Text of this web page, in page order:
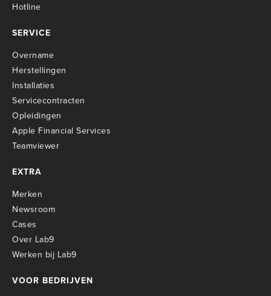
Hotline
SERVICE
Overname
Herstellingen
Installaties
Servicecontracten
Opleidingen
Apple Financial Services
Teamviewer
EXTRA
Merken
Newsroom
Cases
Over Lab9
Werken bij Lab9
VOOR BEDRIJVEN